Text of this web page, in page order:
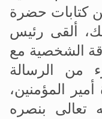
كتابات حضرة
ألقى رئيس
الشخصية مع
من الرسالة
المؤمنين،
تعالى بنصره